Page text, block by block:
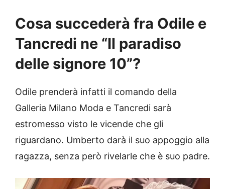
Cosa succederà fra Odile e
Tancredi ne “Il paradiso
delle signore 10”?
Odile prenderà infatti il comando della
Galleria Milano Moda e Tancredi sarà
estromesso visto le vicende che gli
riguardano. Umberto darà il suo appoggio alla
ragazza, senza però rivelarle che è suo padre.